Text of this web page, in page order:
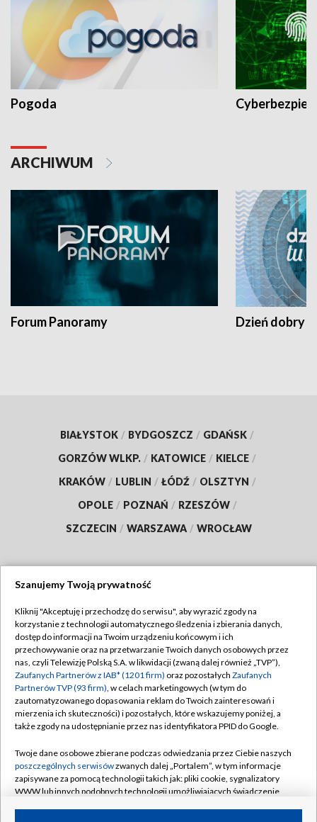
Pogoda
ARCHIWUM
Forum Panoramy Dzień dobry
BIAŁYSTOK / BYDGOSZCZ / GDAŃSK /
GORZÓW WLKP. / KATOWICE / KIELCE /
KRAKÓW / LUBLIN / ŁÓDŹ / OLSZTYN /
OPOLE / POZNAŃ / RZESZÓW /
SZCZECIN / WARSZAWA / WROCŁAW
TVP
Abonament TVP
Emisja w TVP
Centrum informacji TVP
Naziemna Telewizja Cyfrowa
Rada Programowa
System NOS
Informacje o nadawcy
Regulamin TVP
Polityka prywatności
Moje zgody
Pomoc
Kontakt
Kanały
Szanujemy Twoją prywatność
Kliknij "Akceptuję i przechodzę do serwisu", aby wyrazić zgody na
korzystanie z technologii automatycznego śledzenia i zbierania danych,
dostęp do informacji na Twoim urządzeniu końcowym i ich
przechowywanie oraz na przetwarzanie Twoich danych osobowych przez
nas, czyli Telewizję Polską S.A. w likwidacji (zwaną dalej również „TVP”),
Zaufanych Partnerów z IAB* (1201 firm) oraz pozostałych Zaufanych
Partnerów TVP (93 firm), w celach marketingowych (w tym do
zautomatyzowanego dopasowania reklam do Twoich zainteresowań i
mierzenia ich skuteczności) i pozostałych, które wskazujemy poniżej, a
także zgody na udostępnianie przez nas identyfikatora PPID do Google.
Twoje dane osobowe zbierane podczas odwiedzania przez Ciebie naszych
poszczególnych serwisówzwanych dalej „Portalem”, w tym informacje
zapisywane za pomocą technologii takich jak: pliki cookie, sygnalizatory
WWW lub innych podobnych technologii umożliwiających świadczenie